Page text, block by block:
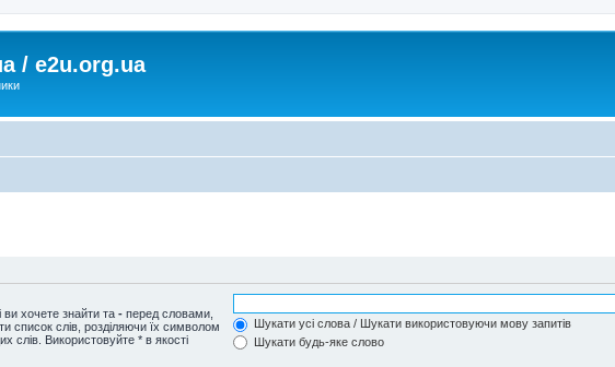
/ e2u.org.ua
хочете знайти та - перед словами,
список слів, розділяючи їх символом
слів. Використовуйте * в якості
Шукати усі слова / Шукати використовуючи мову запитів
Шукати будь-яке слово